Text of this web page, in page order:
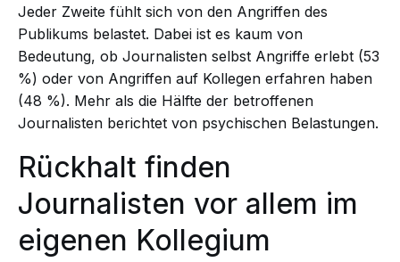
Jeder Zweite fühlt sich von den Angriffen des
Publikums belastet. Dabei ist es kaum von
Bedeutung, ob Journalisten selbst Angriffe erlebt (53
%) oder von Angriffen auf Kollegen erfahren haben
(48 %). Mehr als die Hälfte der betroffenen
Journalisten berichtet von psychischen Belastungen.
Rückhalt finden
Journalisten vor allem im
eigenen Kollegium